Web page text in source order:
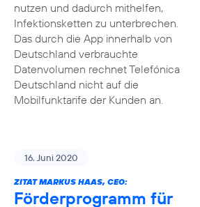
nutzen und dadurch mithelfen,
Infektionsketten zu unterbrechen.
Das durch die App innerhalb von
Deutschland verbrauchte
Datenvolumen rechnet Telefónica
Deutschland nicht auf die
Mobilfunktarife der Kunden an.
16. Juni 2020
ZITAT MARKUS HAAS, CEO:
Förderprogramm für